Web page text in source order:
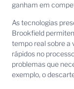
ganham em
As tecnologias
Brookfield
tempo real sobre a
rápidos no
problemas que
exemplo, o